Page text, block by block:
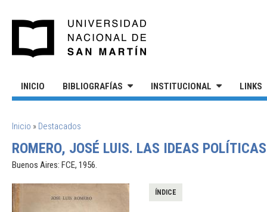
INICIO BIBLIOGRAFÍAS INSTITUCIONAL LINKS
SE ENCUENTRA USTED AQUÍ
Inicio » Destacados
ROMERO, JOSÉ LUIS. LAS IDEAS
Buenos Aires: FCE, 1956.
ÍNDICE